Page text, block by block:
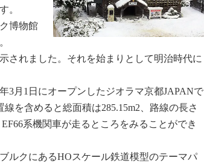
。
博物館
されました。それを始まりとして明治時代に
3月1日にオープンしたジオラマ京都JAPANで
を含めると総面積は285.15m2、路線の長さ
系機関車が走るところをみることができ
ルクにあるHOスケール鉄道模型のテーマパ